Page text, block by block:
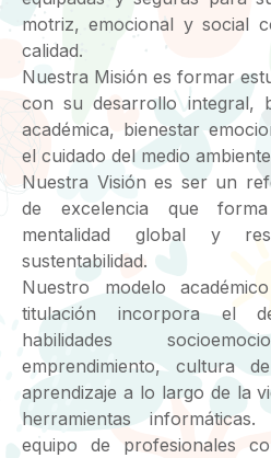
motriz, emocional y social
calidad.
Nuestra Misión es formar
con su desarrollo integral,
académica, bienestar
el cuidado del medio
Nuestra Visión es ser un
de excelencia que
mentalidad global y
sustentabilidad.
Nuestro modelo
titulación incorpora el
habilidades
emprendimiento, cultura
aprendizaje a lo largo de la
herramientas
equipo de profesionales